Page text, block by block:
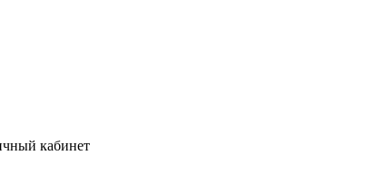
кабинет